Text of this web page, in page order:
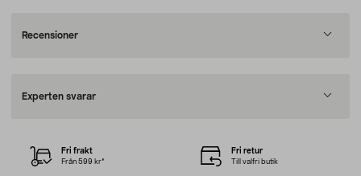
Recensioner
Experten svarar
Fri frakt
Från 599 kr*
Fri retur
Till valfri butik